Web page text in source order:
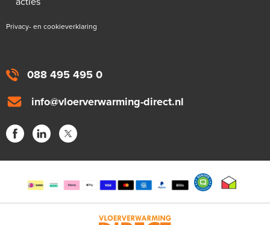
088 495 495 0
info@vloerverwarming-direct.nl
Privacy- en cookieverklaring